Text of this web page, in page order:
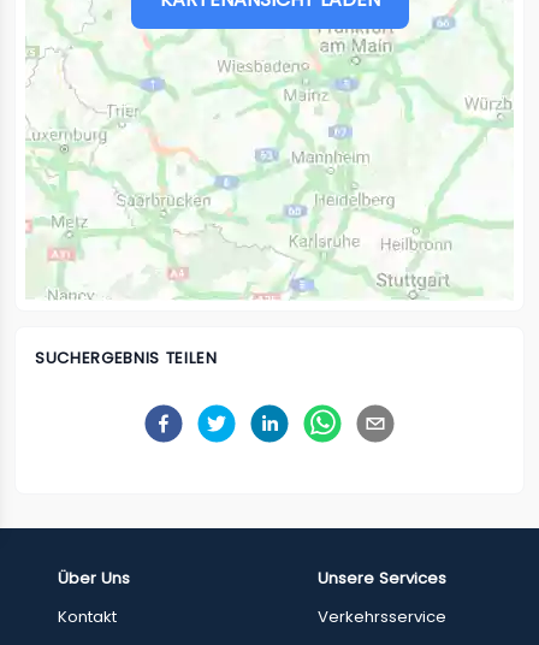
SUCHERGEBNIS TEILEN
Über Uns
Kontakt
Unsere Services
Verkehrsservice